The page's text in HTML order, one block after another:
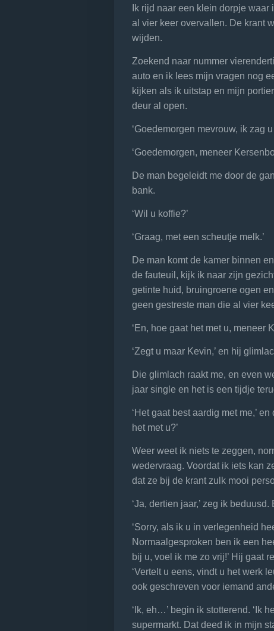
Ik rijd naar een klein dorpje
al vier keer overvallen. De krant
wijden.
Zoekend naar nummer
auto en ik lees mijn vragen nog
kijken als ik uitstap en mijn
deur al open.
‘Goedemorgen mevrouw, ik zag
‘Goedemorgen, meneer
De man begeleidt me door de
bank.
‘Wil u koffie?’
‘Graag, met een scheutje melk.’
De man komt de kamer binnen
de fauteuil, kijk ik naar zijn
getinte huid, bruingroene ogen
geen gestreste man die al vier
‘En, hoe gaat het met u, meneer
‘Zegt u maar Kevin,’ en hij
Die glimlach raakt me, en even
jaar single en het is een tijdje
‘Het gaat best aardig met me,’
het met u?’
Weer weet ik niets te zeggen,
wedervraag. Voordat ik iets kan
dat ze bij de krant zulk mooi
‘Ja, dertien jaar,’ zeg ik
‘Sorry, als ik u in verlegenheid
Normaalgesproken ben ik een
bij u, voel ik me zo vrij!’ Hij gaat
‘Vertelt u eens, vindt u het werk
ook geschreven voor iemand
‘Ik, eh…’ begin ik stotterend. ‘Ik
supermarkt. Dat deed ik in mijn